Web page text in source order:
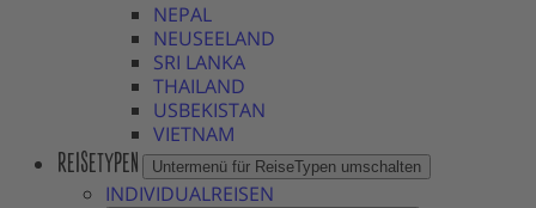
NEPAL
NEUSEELAND
SRI LANKA
THAILAND
USBEKISTAN
VIETNAM
REISETYPEN Untermenü für ReiseTypen umschalten
INDIVIDUALREISEN